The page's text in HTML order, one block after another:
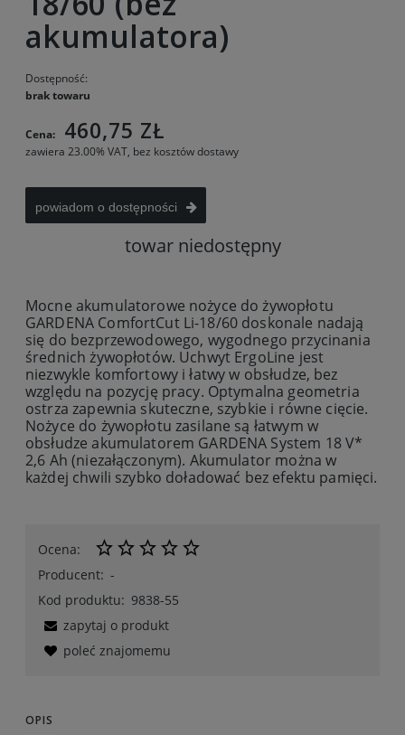
akumulatora)
Dostępność:
brak towaru
Cena: 460,75 ZŁ
zawiera 23.00% VAT, bez kosztów dostawy
powiadom o dostępności
towar niedostępny
Mocne akumulatorowe nożyce do żywopłotu
GARDENA ComfortCut Li-18/60 doskonale nadają
się do bezprzewodowego, wygodnego przycinania
średnich żywopłotów. Uchwyt ErgoLine jest
niezwykle komfortowy i łatwy w obsłudze, bez
względu na pozycję pracy. Optymalna geometria
ostrza zapewnia skuteczne, szybkie i równe cięcie.
Nożyce do żywopłotu zasilane są łatwym w
obsłudze akumulatorem GARDENA System 18 V*
2,6 Ah (niezałączonym). Akumulator można w
każdej chwili szybko doładować bez efektu pamięci.
Ocena:
Producent: -
Kod produktu: 9838-55
zapytaj o produkt
poleć znajomemu
OPIS